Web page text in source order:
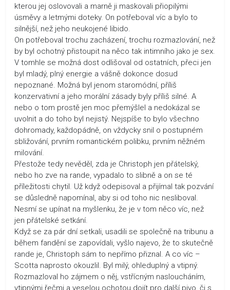
kterou jej oslovovali a marně ji maskovali přiopilými
úsměvy a letmými doteky. On potřeboval víc a bylo to
silnější, než jeho neukojené libido.
On potřeboval trochu zacházení, trochu rozmazlování, než
by byl ochotný přistoupit na něco tak intimního jako je sex.
V tomhle se možná dost odlišoval od ostatních, přeci jen
byl mladý, plný energie a vášně dokonce dosud
nepoznané. Možná byl jenom staromódní, příliš
konzervativní a jeho morální zásady byly příliš silné. A
nebo o tom prostě jen moc přemýšlel a nedokázal se
uvolnit a do toho byl nejistý. Nejspíše to bylo všechno
dohromady, každopádně, on vždycky snil o postupném
sbližování, prvním romantickém polibku, prvním něžném
milování.
Přestože tedy nevěděl, zda je Christoph jen přátelský,
nebo ho zve na rande, vypadalo to slibně a on se té
příležitosti chytil. Už když odepisoval a přijímal tak pozvání
se důsledně napomínal, aby si od toho nic nesliboval.
Nesmí se upínat na myšlenku, že je v tom něco víc, než
jen přátelské setkání.
Když se za pár dní setkali, usadili se společně na tribunu a
během fandění se zapovídali, vyšlo najevo, že to skutečně
rande je, Christoph sám to nepřímo přiznal. A co víc –
Scotta naprosto okouzlil. Byl milý, ohleduplný a vtipný.
Rozmazloval ho zájmem o něj, vstřícným nasloucháním,
vtipnými řečmi a veselou ochotou dojít pro další pivo, či s